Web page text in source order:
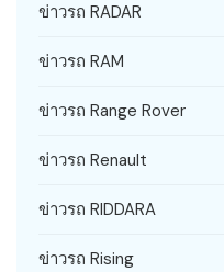
ข่าวรถ RADAR
ข่าวรถ RAM
ข่าวรถ Range Rover
ข่าวรถ Renault
ข่าวรถ RIDDARA
ข่าวรถ Rising